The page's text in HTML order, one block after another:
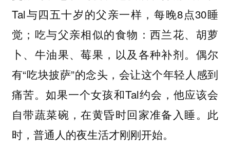
Tal与四五十岁的父亲一样，每晚8点30睡
觉；吃与父亲相似的食物：西兰花、胡萝
卜、牛油果、莓果，以及各种补剂。偶尔
有“吃块披萨”的念头，会让这个年轻人感到
痛苦。如果一个女孩和Tal约会，他应该会
自带蔬菜碗，在黄昏时回家准备入睡。此
时，普通人的夜生活才刚刚开始。